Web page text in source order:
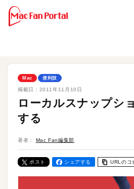
Mac 便利技
掲載日： 2011年11月10日
ローカルスナップシ
する
著者： Mac Fan編集部
ポスト シェアする URLのコ